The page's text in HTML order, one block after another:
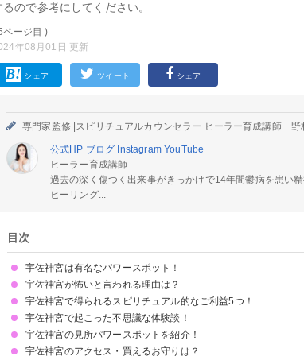
るので参考にしてください。
ページ目 )
年08月01日 更新
シェア ツイート シェア
専門家監修 | スピリチュアルカウンセラー ヒーラー育成講師 野
公式HP ブログ InstagramYouTube
ヒーラー育成講師
過去の深く傷つく出来事がきっかけで14年間鬱病を患い
ヒーリング...
目次
宇佐神宮は有名なパワースポット！
宇佐神宮が怖いと言われる理由は？
過去に二度焼き討ちに遭っているから
宇佐神宮が卑弥呼の墓だとされる説があるから
ご利益がすごすぎる
宇佐神宮で得られるスピリチュアル的なご利益5つ！
①縁結び
②家内安全
③金運アップ
④安産祈願
⑤勝負運上昇
宇佐神宮で起こった不思議な体験談！
①参拝後に身体が軽くなった
②写真に不思議な光が写り込む
③宝くじに高額当選した
宇佐神宮の見所パワースポットを紹介！
大鳥居・宇佐鳥居
夫婦岩
本殿
呉橋
大楠
宇佐神宮のアクセス・買えるお守りは？